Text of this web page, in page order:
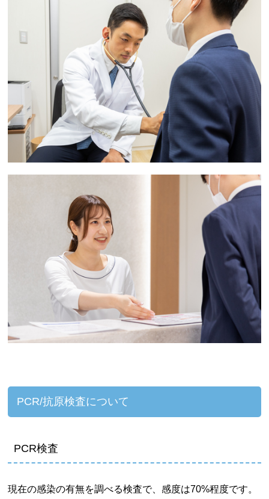
PCR/抗原検査について
PCR検査
現在の感染の有無を調べる検査で、感度は70%程度です。